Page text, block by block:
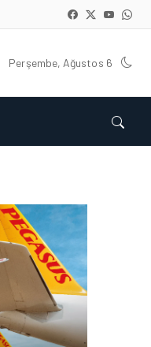
Perşembe, Ağustos 6
AĞU 2026
ARTIŞA
ÖNLEMLER
AĞU 2026